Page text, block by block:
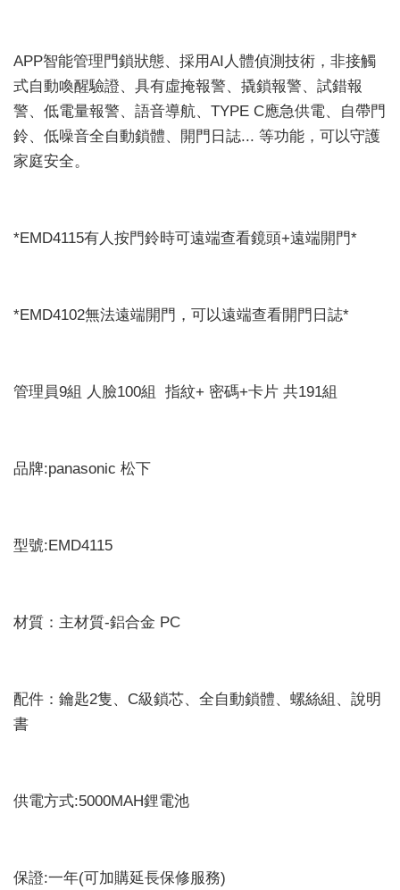
APP智能管理門鎖狀態、採用AI人體偵測技術，非接觸
式自動喚醒驗證、具有虛掩報警、撬鎖報警、試錯報
警、低電量報警、語音導航、TYPE C應急供電、自帶門
鈴、低噪音全自動鎖體、開門日誌... 等功能，可以守護
家庭安全。
*EMD4115有人按門鈴時可遠端查看鏡頭+遠端開門*
*EMD4102無法遠端開門，可以遠端查看開門日誌*
管理員9組 人臉100組 指紋+ 密碼+卡片 共191組
品牌:panasonic 松下
型號:EMD4115
材質：主材質-鋁合金 PC
配件：鑰匙2隻、C級鎖芯、全自動鎖體、螺絲組、說明
書
供電方式:5000MAH鋰電池
保證:一年(可加購延長保修服務)